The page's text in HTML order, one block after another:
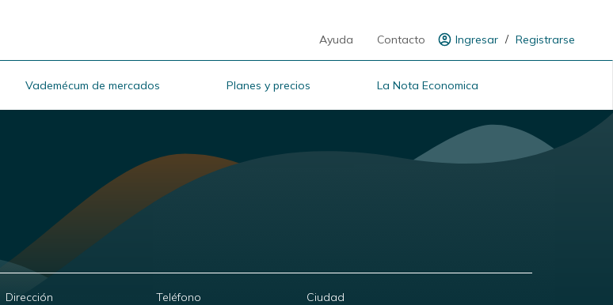
Ayuda Contacto Ingresar / Registrarse
Vademécum de mercados Planes y precios La Nota Economica
Dirección Teléfono Ciudad